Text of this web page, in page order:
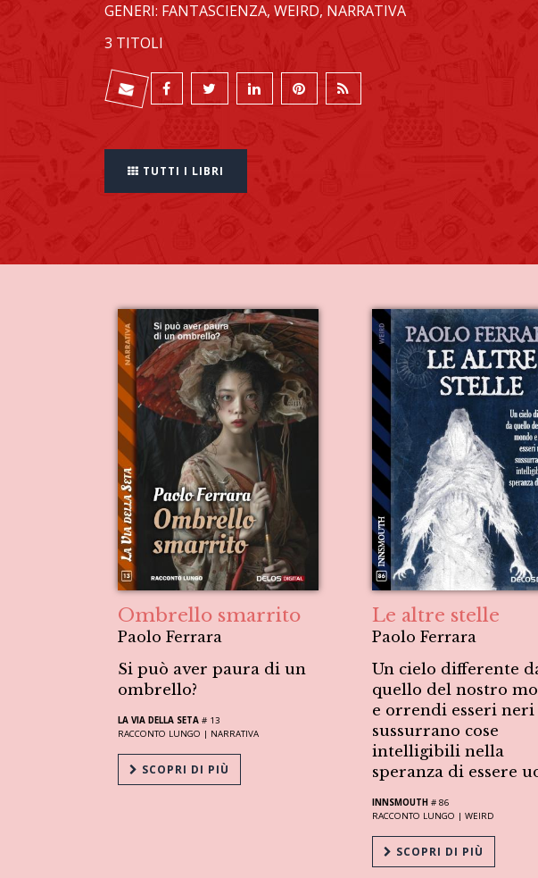
GENERI: FANTASCIENZA, WEIRD, NARRATIVA
3 TITOLI
TUTTI I LIBRI
Ombrello smarrito
Paolo Ferrara
Si può aver paura di un
ombrello?
LA VIA DELLA SETA # 13
RACCONTO LUNGO | NARRATIVA
SCOPRI DI PIÙ
Le altre stelle
Paolo Ferrara
Un cielo differente
quello del nostro
e orrendi esseri neri
sussurrano cose
intelligibili nella
speranza di essere
INNSMOUTH # 86
RACCONTO LUNGO | WEIRD
SCOPRI DI PIÙ